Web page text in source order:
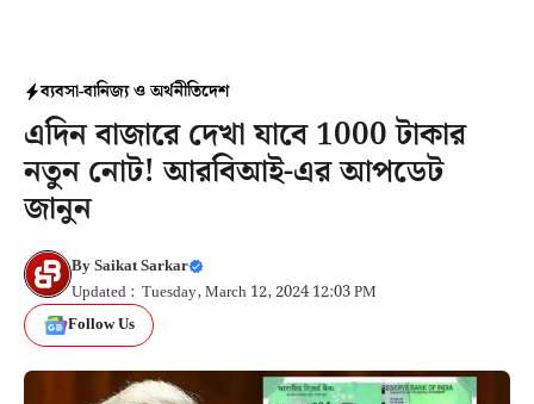
ব্যবসা-বানিজ্য ও অর্থনীতিদেশ
এদিন বাজারে দেখা যাবে 1000 টাকার
নতুন নোট! আরবিআই-এর আপডেট
জানুন
BySaikat Sarkar
Updated : Tuesday, March 12, 2024 12:03 PM
Follow Us